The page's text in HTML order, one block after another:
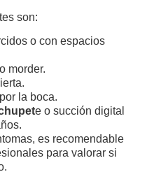
son:
o con espacios
morder.
la boca.
e o succión digital
es recomendable
para valorar si